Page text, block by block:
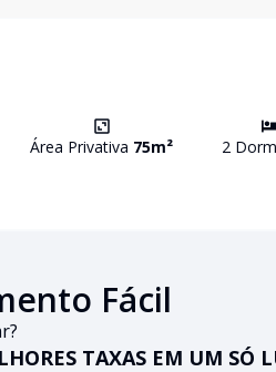
Área Privativa 75m² 2
Fácil
TAXAS EM UM SÓ